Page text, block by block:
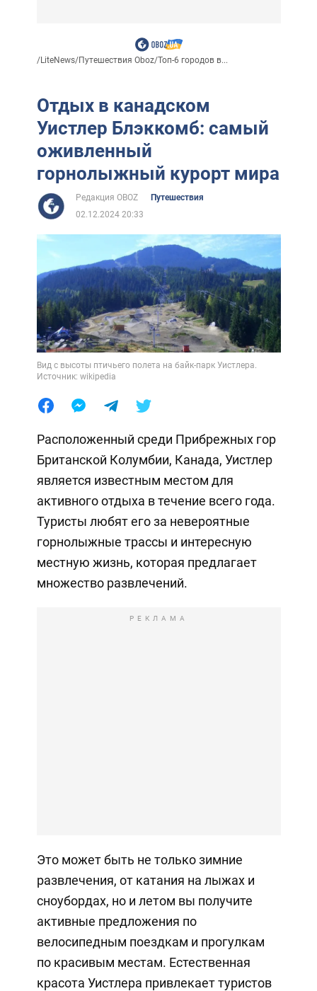
/LiteNews/Путешествия Oboz/Топ-6 городов в...
Отдых в канадском
Уистлер Блэккомб: самый
оживленный
горнолыжный курорт мира
Редакция OBOZ
Путешествия
02.12.2024 20:33
Вид с высоты птичьего полета на байк-парк Уистлера.
Источник: wikipedia
Расположенный среди Прибрежных гор
Британской Колумбии, Канада, Уистлер
является известным местом для
активного отдыха в течение всего года.
Туристы любят его за невероятные
горнолыжные трассы и интересную
местную жизнь, которая предлагает
множество развлечений.
РЕКЛАМА
Это может быть не только зимние
развлечения, от катания на лыжах и
сноубордах, но и летом вы получите
активные предложения по
велосипедным поездкам и прогулкам
по красивым местам. Естественная
красота Уистлера привлекает туристов